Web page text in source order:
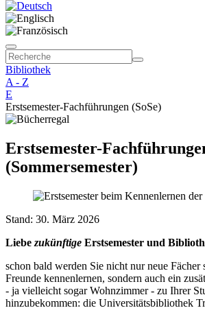
Bibliothek
A - Z
E
Erstsemester-Fachführungen (SoSe)
Erstsemester-
(Sommersemester)
Stand: 30. März 2026
Liebe zukünftige Erstsemester und
schon bald werden Sie nicht nur neue Fächer
Freunde kennenlernen, sondern auch ein
- ja vielleicht sogar Wohnzimmer - zu Ihrer
hinzubekommen: die Universitätsbibliothek